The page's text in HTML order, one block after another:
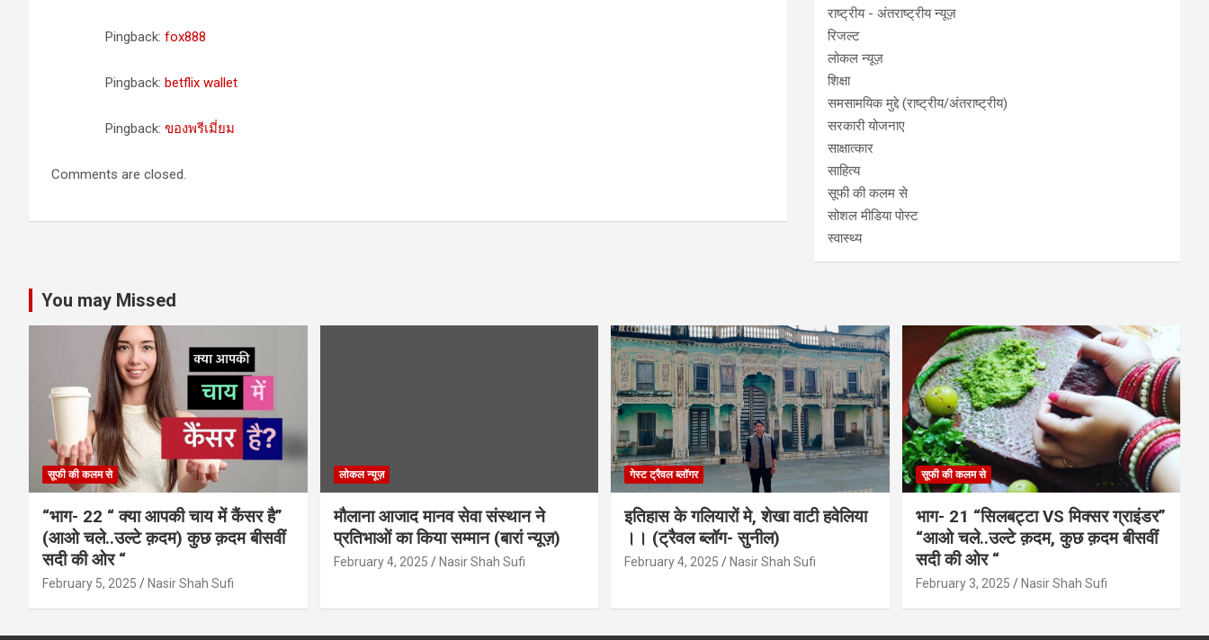
Pingback: fox888
Pingback: betflix wallet
Pingback: ของพรีเมี่ยม
Comments are closed.
राष्ट्रीय - अंतराष्ट्रीय न्यूज़
रिजल्ट
लोकल न्यूज़
शिक्षा
समसामयिक मुद्दे (राष्ट्रीय/अंतराष्ट्रीय)
सरकारी योजनाए
साक्षात्कार
साहित्य
सूफी की कलम से
सोशल मीडिया पोस्ट
स्वास्थ्य
You may Missed
सूफी की कलम से
“भाग- 22 “ क्या आपकी चाय में कैंसर है”
(आओ चले..उल्टे क़दम) कुछ क़दम बीसवीं
सदी की ओर “
February 5, 2025 Nasir Shah Sufi
लोकल न्यूज़
मौलाना आजाद मानव सेवा संस्थान ने
प्रतिभाओं का किया सम्मान (बारां न्यूज़)
February 4, 2025 Nasir Shah Sufi
गेस्ट ट्रैवल ब्लॉगर
इतिहास के गलियारों मे, शेखा वाटी हवेलिया
।। (ट्रैवल ब्लॉग- सुनील)
February 4, 2025 Nasir Shah Sufi
सूफी की कलम से
भाग- 21 “सिलबट्टा VS मिक्सर ग्राइंडर”
“आओ चले..उल्टे क़दम, कुछ क़दम बीसवीं
सदी की ओर “
February 3, 2025 Nasir Shah Sufi